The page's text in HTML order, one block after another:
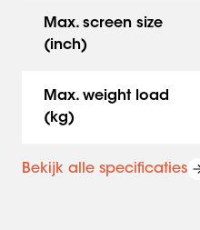
Max. screen size
(inch)
Max. weight load
(kg)
Bekijk alle specificaties